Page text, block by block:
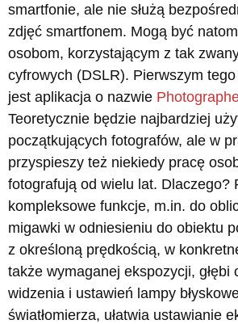
smartfonie, ale nie służą
zdjęć smartfonem. Mogą być
osobom, korzystającym z tak
cyfrowych (DSLR). Pierwszym
jest aplikacja o nazwie
Teoretycznie będzie najbardziej
początkujących fotografów, ale w
przyspieszy też niekiedy pracę
fotografują od wielu lat. Dlaczego?
kompleksowe funkcje, m.in. do
migawki w odniesieniu do obiektu
z określoną prędkością, w
także wymaganej ekspozycji, głębi
widzenia i ustawień lampy
światłomierza, ułatwia ustawianie